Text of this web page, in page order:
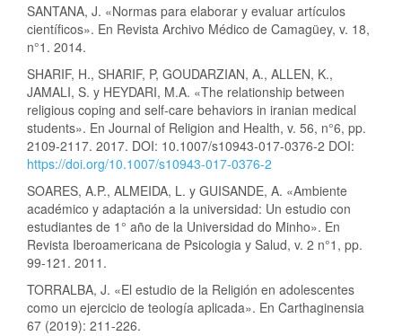
SANTANA, J. «Normas para elaborar y evaluar artículos
científicos». En Revista Archivo Médico de Camagüey, v. 18,
n°1. 2014.
SHARIF, H., SHARIF, P, GOUDARZIAN, A., ALLEN, K.,
JAMALI, S. y HEYDARI, M.A. «The relationship between
religious coping and self-care behaviors in iranian medical
students». En Journal of Religion and Health, v. 56, n°6, pp.
2109-2117. 2017. DOI: 10.1007/s10943-017-0376-2 DOI:
https://doi.org/10.1007/s10943-017-0376-2
SOARES, A.P., ALMEIDA, L. y GUISANDE, A. «Ambiente
académico y adaptación a la universidad: Un estudio con
estudiantes de 1° año de la Universidad do Minho». En
Revista Iberoamericana de Psicologia y Salud, v. 2 n°1, pp.
99-121. 2011.
TORRALBA, J. «El estudio de la Religión en adolescentes
como un ejercicio de teología aplicada». En Carthaginensia
67 (2019): 211-226.